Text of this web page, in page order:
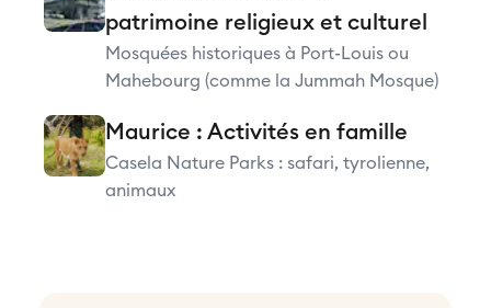
patrimoine religieux et culturel
Mosquées historiques à Port-Louis ou
Mahebourg (comme la Jummah Mosque)
Maurice : Activités en famille
Casela Nature Parks : safari, tyrolienne,
animaux